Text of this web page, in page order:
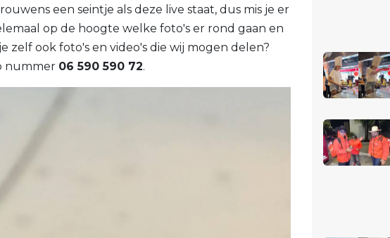
een seintje als deze live staat, dus mis je er
op de hoogte welke foto's er rond gaan en
zelf ook foto's en video's die wij mogen delen?
nummer 06 590 590 72.